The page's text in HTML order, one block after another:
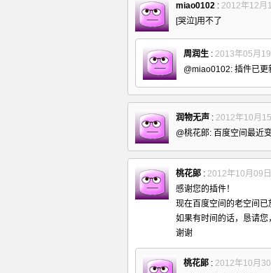
miao0102 : 2012年12月
[哭泣]用不了
周润生 : 2013年05月
@miao0102: 插件已
润物无声 : 2012年10月
@桃花郞: 百度空间最近
桃花郞 : 2012年10月09
感谢您的插件！
现在百度空间的老空间已
如果有时间的话，恳请您
谢谢
桃花郞 : 2012年10月